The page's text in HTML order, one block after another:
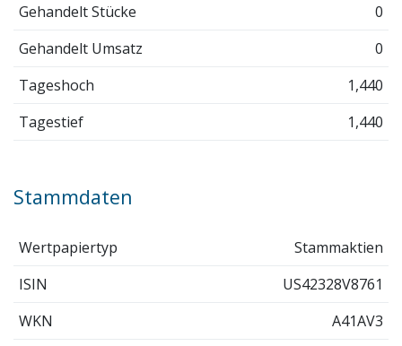
Gehandelt Stücke
0
Gehandelt Umsatz
0
Tageshoch
1,440
Tagestief
1,440
Stammdaten
Wertpapiertyp
Stammaktien
ISIN
US42328V8761
WKN
A41AV3